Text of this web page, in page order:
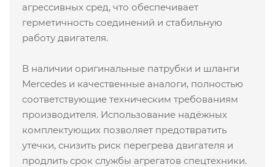
агрессивных сред, что обеспечивает
герметичность соединений и стабильную
работу двигателя.
В наличии оригинальные патрубки и шланги
Mercedes и качественные аналоги, полностью
соответствующие техническим требованиям
производителя. Использование надёжных
комплектующих позволяет предотвратить
утечки, снизить риск перегрева двигателя и
продлить срок службы агрегатов спецтехники.